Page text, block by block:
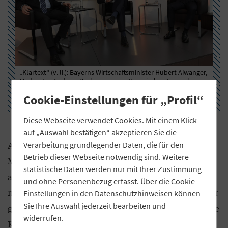
„Klartext“ (v. li.): Bayerns Wirtschaftsminister Hubert Aiwanger,
Moderator Andreas Bachmann vom Bayerischen Fernsehen
Aiwanger appelliert an die „Klartext“-Gäste,
Missstände in der europäischen Politik zu
adressieren. „Ohne Europa geht es nicht, aber wir
müssen den Mut haben, Änderungen immer wieder
gezielt einzufordern“, so der Minister. „Politik ist die
Kunst, das Machbare zu gestalten“, formuliert Gros
Cookie-Einstellungen für „Profil“
Diese Webseite verwendet Cookies. Mit einem Klick
auf „Auswahl bestätigen“ akzeptieren Sie die
Verarbeitung grundlegender Daten, die für den
Betrieb dieser Webseite notwendig sind. Weitere
statistische Daten werden nur mit Ihrer Zustimmung
und ohne Personenbezug erfasst. Über die Cookie-
Einstellungen in den Datenschutzhinweisen können
Sie Ihre Auswahl jederzeit bearbeiten und
widerrufen.